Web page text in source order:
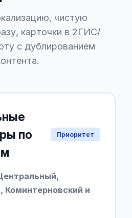
чистую
карточки в 2ГИС/
с дублированием
по
Приоритет
и